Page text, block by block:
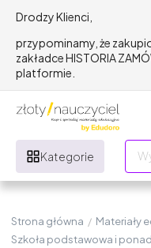
Drodzy Klienci,
przypominamy, że
zakładce HISTORIA
platformie.
Kategorie
Strona główna / Materiały
Szkoła podstawowa i